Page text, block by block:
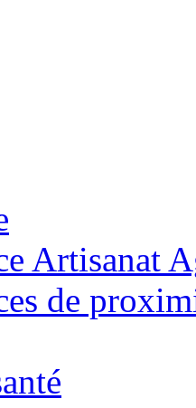
Artisanat
de